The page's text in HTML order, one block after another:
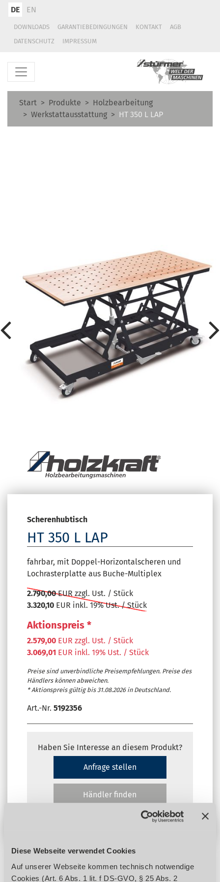
Diese Webseite verwendet Cookies
Auf unserer Webseite kommen technisch notwendige
Cookies (Art. 6 Abs. 1 lit. f DS-GVO, § 25 Abs. 2
DE EN
DOWNLOADS GARANTIEBEDINGUNGEN KONTAKT
AGB
DATENSCHUTZ
IMPRESSUM
Start Produkte
Holzbearbeitung
Werkstattausstattung
HT 350 L LAP
Scherenhubtisch
HT 350 L LAP
fahrbar, mit Doppel-Horizontalscheren und
Lochrasterplatte aus Buche-Multiplex
2.790,00EUR zzgl. Ust. / Stück
3.320,10 EUR inkl. 19% Ust. / Stück
Aktionspreis *
2.579,00 EUR zzgl. Ust. / Stück
3.069,01 EUR inkl. 19% Ust. / Stück
Preise sind unverbindliche Preisempfehlungen. Preise des
Händlers können abweichen.
* Aktionspreis gültig bis 31.08.2026 in Deutschland.
Art.-Nr. 5192356
Haben Sie Interesse an diesem Produkt?
Anfrage stellen
Händler finden
Produktdetails